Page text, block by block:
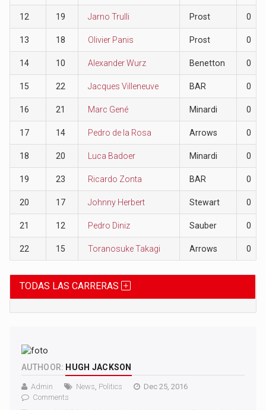
12 19 Jarno Trulli Prost 0
13 18 Olivier Panis Prost 0
14 10 Alexander Wurz Benetton 0
15 22 Jacques Villeneuve BAR 0
16 21 Marc Gené Minardi 0
17 14 Pedro de la Rosa Arrows 0
18 20 Luca Badoer Minardi 0
19 23 Ricardo Zonta BAR 0
20 17 Johnny Herbert Stewart 0
21 12 Pedro Diniz Sauber 0
22 15 Toranosuke Takagi Arrows 0
TODAS LAS CARRERAS
AUTHOOR: HUGH JACKSON
Admin News Politics
Dec 25, 2016
Comments